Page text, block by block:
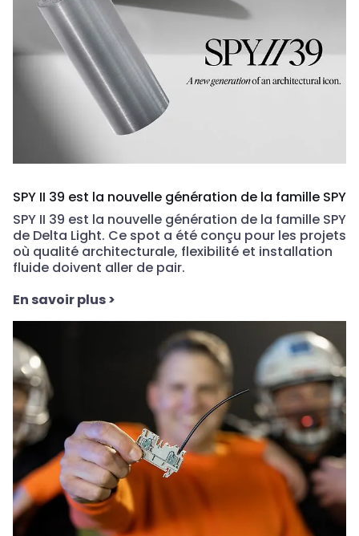
SPY II 39 est la nouvelle génération de la famille SPY
SPY II 39 est la nouvelle génération de la famille SPY
de Delta Light. Ce spot a été conçu pour les projets
où qualité architecturale, flexibilité et installation
fluide doivent aller de pair.
En savoir plus>